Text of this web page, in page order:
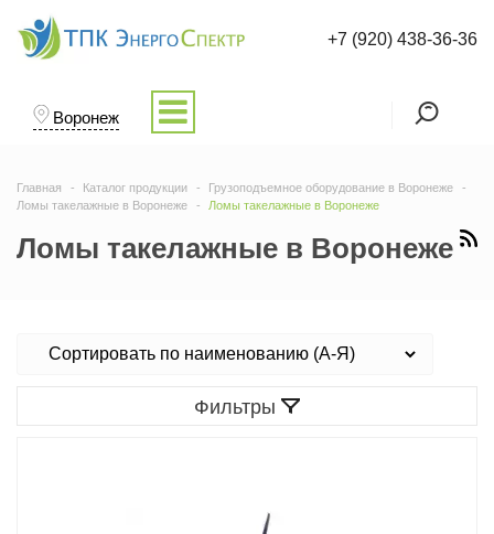
Воронеж
+7 (920) 438-36-36
Главная Каталог продукции
Грузоподъемное оборудование в Воронеже
Ломы такелажные в Воронеже
Ломы такелажные в Воронеже
Ломы такелажные в Воронеже
Фильтры